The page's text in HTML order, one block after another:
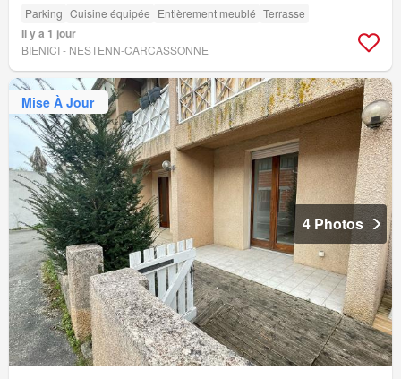
Parking Cuisine équipée Entièrement meublé Terrasse
Il y a 1 jour
BIENICI - NESTENN-CARCASSONNE
Mise À Jour
4 Photos